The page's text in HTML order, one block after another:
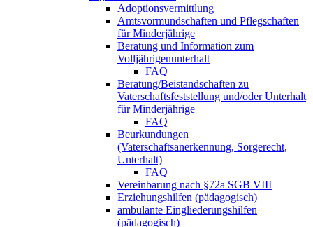
Adoptionsvermittlung
Amtsvormundschaften und Pflegschaften
für Minderjährige
Beratung und Information zum
Volljährigenunterhalt
FAQ
Beratung/Beistandschaften zu
Vaterschaftsfeststellung und/oder Unterhalt
für Minderjährige
FAQ
Beurkundungen
(Vaterschaftsanerkennung, Sorgerecht,
Unterhalt)
FAQ
Vereinbarung nach §72a SGB VIII
Erziehungshilfen (pädagogisch)
ambulante Eingliederungshilfen
(pädagogisch)